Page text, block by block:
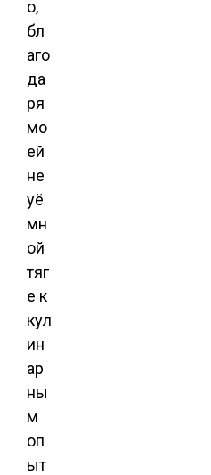
о,
бл
аго
да
ря
мо
ей
не
уё
мн
ой
тяг
е к
кул
ин
ар
ны
м
оп
ыт